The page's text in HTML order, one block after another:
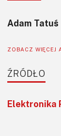
Adam Tatuś
ZOBACZ WIĘCEJ
ŹRÓDŁO
Elektronika